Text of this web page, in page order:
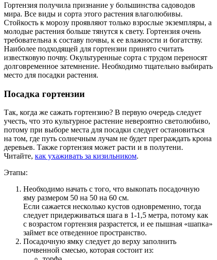
Гортензия получила признание у большинства садоводов
мира. Все виды и сорта этого растения влаголюбивы.
Стойкость к морозу проявляют только взрослые экземпляры, а
молодые растения больше тянутся к свету. Гортензия очень
требовательна к составу почвы, к ее влажности и богатству.
Наиболее подходящей для гортензии принято считать
известковую почву. Окультуренные сорта с трудом переносят
долговременное затемнение. Необходимо тщательно выбирать
место для посадки растения.
Посадка гортензии
Так, когда же сажать гортензию? В первую очередь следует
учесть, что это культурное растение невероятно светолюбиво,
потому при выборе места для посадки следует остановиться
на том, где путь солнечным лучам не будет преграждать крона
деревьев. Также гортензия может расти и в полутени.
Читайте, как ухаживать за кизильником.
Этапы:
Необходимо начать с того, что выкопать посадочную
яму размером 50 на 50 на 60 см.
Если сажается несколько кустов одновременно, тогда
следует придерживаться шага в 1-1,5 метра, потому как
с возрастом гортензия разрастется, и ее пышная «шапка»
займет все отведенное пространство.
Посадочную ямку следует до верху заполнить
почвенной смесью, которая состоит из: